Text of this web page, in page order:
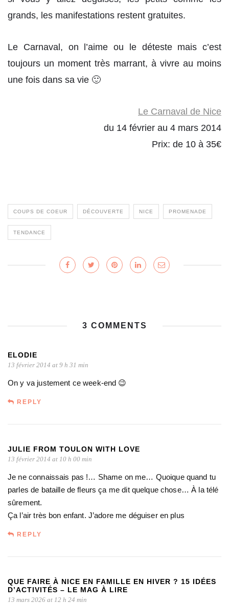
grands, les manifestations restent gratuites.
Le Carnaval, on l’aime ou le déteste mais c’est
toujours un moment très marrant, à vivre au moins
une fois dans sa vie 🙂
Le Carnaval de Nice
du 14 février au 4 mars 2014
Prix: de 10 à 35€
COUPS DE COEUR DÉCOUVERTE NICE PROMENADE
TENDANCE
3 COMMENTS
ELODIE
13 février 2014 at 9 h 31 min
On y va justement ce week-end 😉
REPLY
JULIE FROM TOULON WITH LOVE
13 février 2014 at 10 h 00 min
Je ne connaissais pas !… Shame on me… Quoique quand tu
parles de bataille de fleurs ça me dit quelque chose… À la télé
sûrement.
Ça l’air très bon enfant. J’adore me déguiser en plus
REPLY
QUE FAIRE À NICE EN FAMILLE EN HIVER ? 15 IDÉES
D’ACTIVITÉS – LE MAG À LIRE
13 mars 2026 at 12 h 24 min